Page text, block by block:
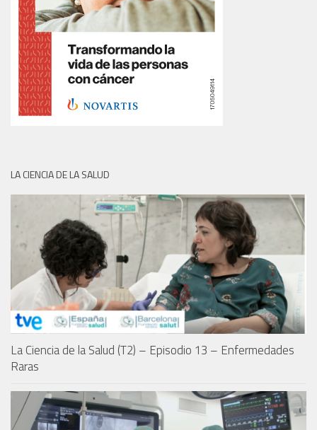
LA CIENCIA DE LA SALUD
La Ciencia de la Salud (T2) – Episodio 13 – Enfermedades
Raras